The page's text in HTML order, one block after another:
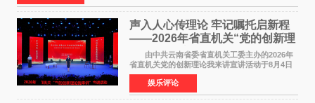
声入人心传理论 牢记嘱托启新程
——2026年省直机关“党的创新理
论我来讲”宣讲活动圆满落幕
由中共云南省委省直机关工委主办的2026年
省直机关党的创新理论我来讲宣讲活动于8月4日
至5日在昆明举办。活动以 "牢记嘱托 感恩奋进
开创云南发展新局面 "为主题，坚持以新时代中国
特色社会主义
娱乐评论